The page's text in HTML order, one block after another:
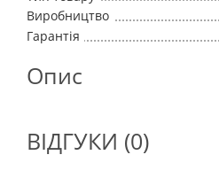
Виробництво
Гарантія
Опис
ВІДГУКИ (0)